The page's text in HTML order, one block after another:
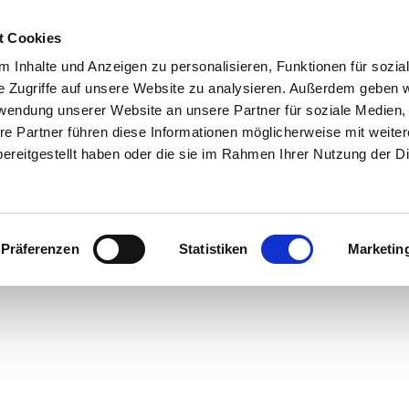
Cookies
Inhalte und Anzeigen zu personalisieren, Funktionen für
Zugriffe auf unsere Website zu analysieren. Außerdem geben
unserer Website an unsere Partner für soziale Medien,
Partner führen diese Informationen möglicherweise mit
haben oder die sie im Rahmen Ihrer Nutzung der
Präferenzen Statistiken